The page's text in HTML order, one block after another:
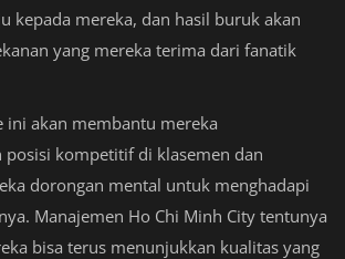
kepada mereka, dan hasil buruk akan
yang mereka terima dari fanatik
ini akan membantu mereka
posisi kompetitif di klasemen dan
dorongan mental untuk menghadapi
Manajemen Ho Chi Minh City tentunya
bisa terus menunjukkan kualitas yang